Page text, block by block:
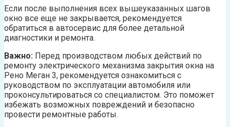
Если после выполнения всех вышеуказанных шагов
окно все еще не закрывается, рекомендуется
обратиться в автосервис для более детальной
диагностики и ремонта.
Важно: Перед производством любых действий по
ремонту электрического механизма закрытия окна на
Рено Меган 3, рекомендуется ознакомиться с
руководством по эксплуатации автомобиля или
проконсультироваться со специалистом. Это поможет
избежать возможных повреждений и безопасно
провести ремонтные работы.